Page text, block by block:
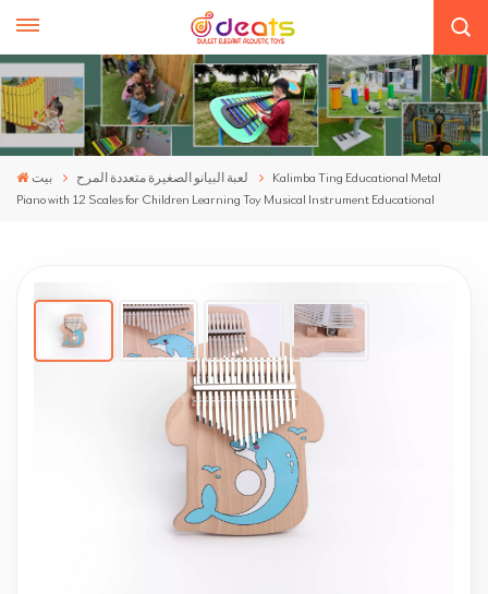
بيت لعبة البيانو الصغيرة متعددة المرح
Kalimba Ting Educational Metal
Piano with 12 Scales for Children Learning Toy Musical Instrument Educational
Kalimba Ting Educational Metal Piano With 12
Scales For Children Learning Toy Musical
Instrument Educational
Educational Benefits: It helps in developing auditory
and visual training while encouraging musical
awareness. Children can play their favorite nursery